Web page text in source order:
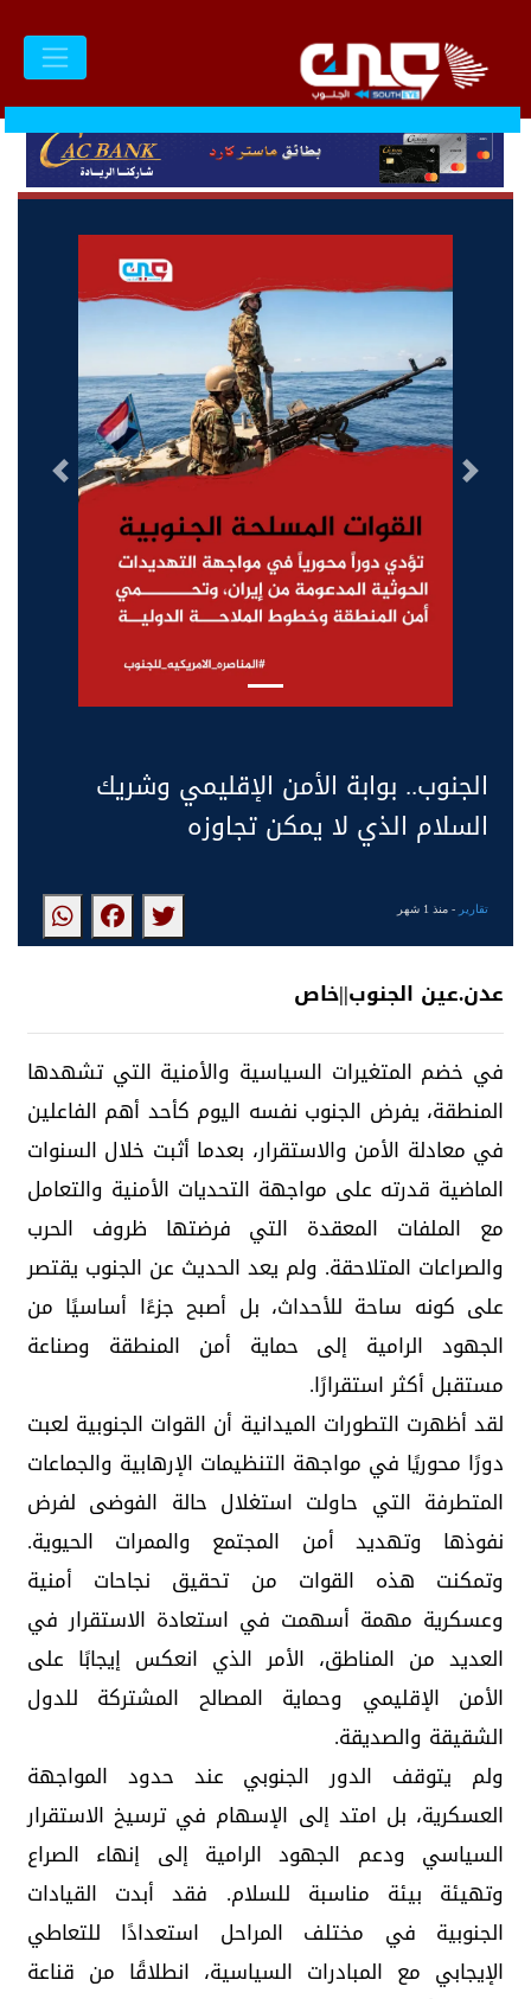
التالى السابق
الجنوب.. بوابة الأمن الإقليمي وشريك
السلام الذي لا يمكن تجاوزه
تقارير - منذ 1 شهر
عدن.عين الجنوب||خاص
في خضم المتغيرات السياسية والأمنية التي تشهدها
المنطقة، يفرض الجنوب نفسه اليوم كأحد أهم الفاعلين
في معادلة الأمن والاستقرار، بعدما أثبت خلال السنوات
الماضية قدرته على مواجهة التحديات الأمنية والتعامل
مع الملفات المعقدة التي فرضتها ظروف الحرب
والصراعات المتلاحقة. ولم يعد الحديث عن الجنوب يقتصر
على كونه ساحة للأحداث، بل أصبح جزءًا أساسيًا من
الجهود الرامية إلى حماية أمن المنطقة وصناعة
مستقبل أكثر استقرارًا.
لقد أظهرت التطورات الميدانية أن القوات الجنوبية لعبت
دورًا محوريًا في مواجهة التنظيمات الإرهابية والجماعات
المتطرفة التي حاولت استغلال حالة الفوضى لفرض
نفوذها وتهديد أمن المجتمع والممرات الحيوية.
وتمكنت هذه القوات من تحقيق نجاحات أمنية
وعسكرية مهمة أسهمت في استعادة الاستقرار في
العديد من المناطق، الأمر الذي انعكس إيجابًا على
الأمن الإقليمي وحماية المصالح المشتركة للدول
الشقيقة والصديقة.
ولم يتوقف الدور الجنوبي عند حدود المواجهة
العسكرية، بل امتد إلى الإسهام في ترسيخ الاستقرار
السياسي ودعم الجهود الرامية إلى إنهاء الصراع
وتهيئة بيئة مناسبة للسلام. فقد أبدت القيادات
الجنوبية في مختلف المراحل استعدادًا للتعاطي
الإيجابي مع المبادرات السياسية، انطلاقًا من قناعة